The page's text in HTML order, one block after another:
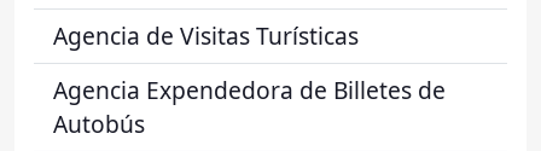
Agencia de Visitas Turísticas
Agencia Expendedora de Billetes de
Autobús